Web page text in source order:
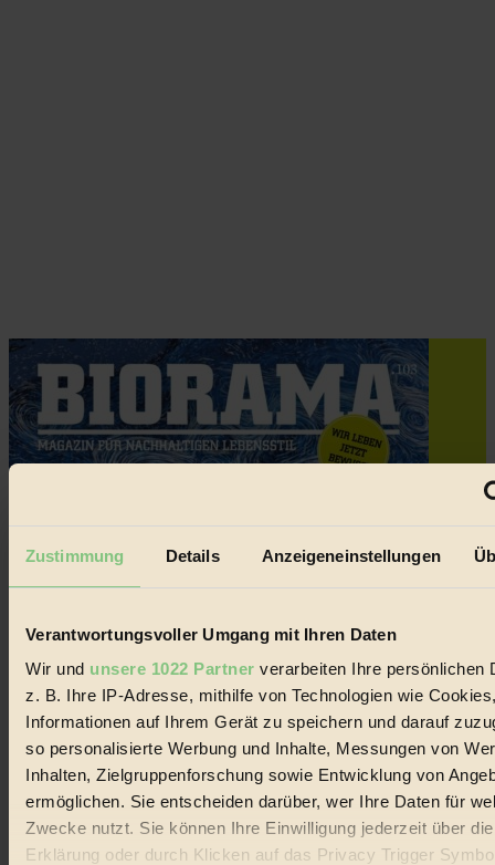
Zustimmung Details Anzeigeneinstellungen
Verantwortungsvoller Umgang mit Ihren Daten
Wir und unsere 1022 Partner verarbeiten Ihre persönlichen
z. B. Ihre IP-Adresse, mithilfe von Technologien wie
Informationen auf Ihrem Gerät zu speichern und darauf
so personalisierte Werbung und Inhalte, Messungen von
Inhalten, Zielgruppenforschung sowie Entwicklung von
ermöglichen. Sie entscheiden darüber, wer Ihre Daten für
Zwecke nutzt. Sie können Ihre Einwilligung jederzeit über
Erklärung oder durch Klicken auf das Privacy Trigger